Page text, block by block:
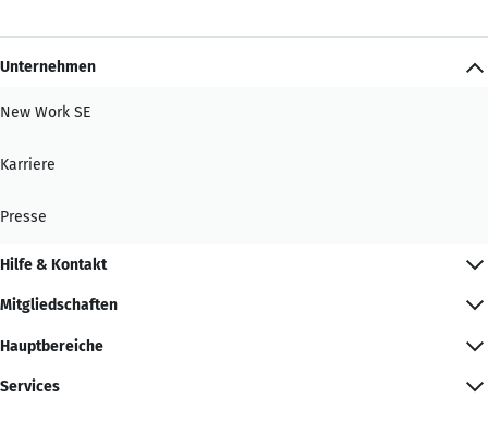
Unternehmen
New Work SE
Karriere
Presse
Hilfe & Kontakt
Mitgliedschaften
Hauptbereiche
Services